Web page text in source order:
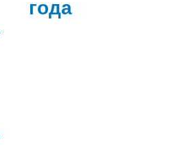
года